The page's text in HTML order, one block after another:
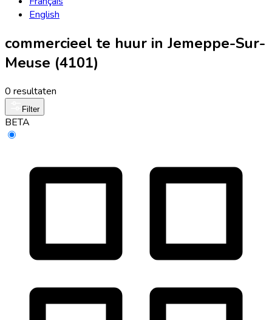
English
commercieel te huur in Jemeppe-Sur-
Meuse (4101)
0 resultaten
Filter
BETA